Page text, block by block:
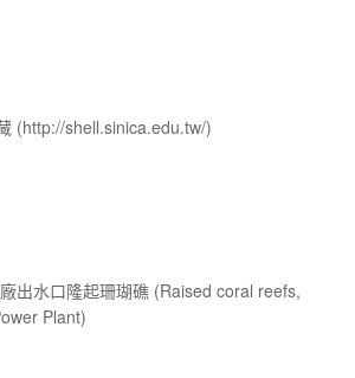
(http://shell.sinica.edu.tw/)
出水口隆起珊瑚礁 (Raised coral reefs,
Plant)